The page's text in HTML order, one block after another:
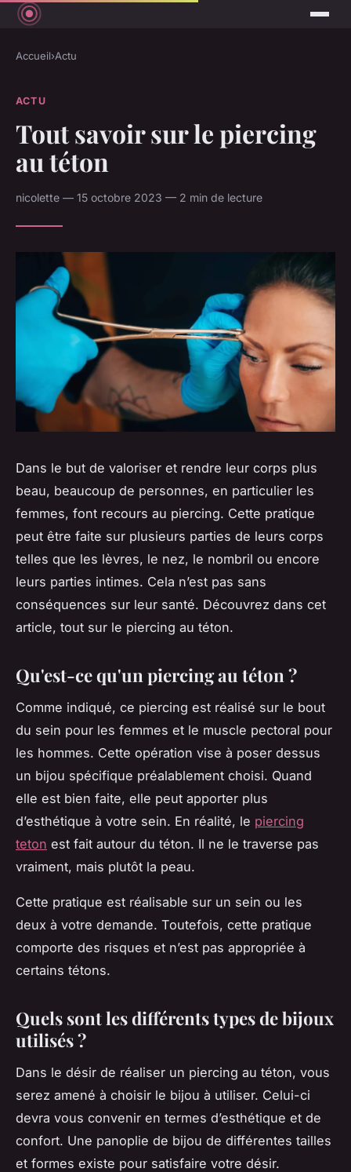
Accueil›Actu
ACTU
Tout savoir sur le piercing
au téton
nicolette — 15 octobre 2023 — 2 min de lecture
Dans le but de valoriser et rendre leur corps plus
beau, beaucoup de personnes, en particulier les
femmes, font recours au piercing. Cette pratique
peut être faite sur plusieurs parties de leurs corps
telles que les lèvres, le nez, le nombril ou encore
leurs parties intimes. Cela n’est pas sans
conséquences sur leur santé. Découvrez dans cet
article, tout sur le piercing au téton.
Qu'est-ce qu'un piercing au téton ?
Comme indiqué, ce piercing est réalisé sur le bout
du sein pour les femmes et le muscle pectoral pour
les hommes. Cette opération vise à poser dessus
un bijou spécifique préalablement choisi. Quand
elle est bien faite, elle peut apporter plus
d’esthétique à votre sein. En réalité, le piercing
teton est fait autour du téton. Il ne le traverse pas
vraiment, mais plutôt la peau.
Cette pratique est réalisable sur un sein ou les
deux à votre demande. Toutefois, cette pratique
comporte des risques et n’est pas appropriée à
certains tétons.
Quels sont les différents types de bijoux
utilisés ?
Dans le désir de réaliser un piercing au téton, vous
serez amené à choisir le bijou à utiliser. Celui-ci
devra vous convenir en termes d’esthétique et de
confort. Une panoplie de bijou de différentes tailles
et formes existe pour satisfaire votre désir.